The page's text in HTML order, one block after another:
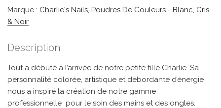
Marque : Charlie's Nails, Poudres De Couleurs - Blanc, Gris
& Noir
Description
Tout a débuté à l’arrivée de notre petite fille Charlie. Sa
personnalité colorée, artistique et débordante d’énergie
nous a inspiré la création de notre gamme
professionnelle pour le soin des mains et des ongles.